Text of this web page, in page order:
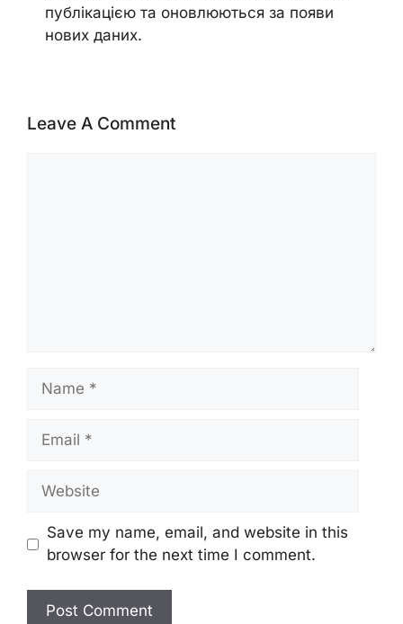
публікацією та оновлюються за появи
нових даних.
Leave A Comment
Name
Email
Website
Save my name, email, and website in this
browser for the next time I comment.